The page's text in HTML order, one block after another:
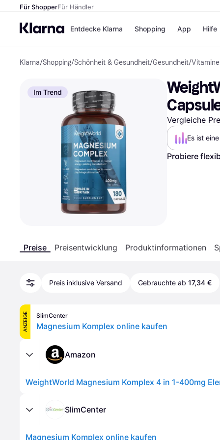
Für ShopperFür Händler
Entdecke Klarna
Zahlungsmethoden
Sofort bezahlen
Bezahle in 3
Teilzahlungen
Bezahle in bis zu 30
Ratenzahlung
Shopping
Shops
eBay
Temu
SHEIN
Alle Shops
App Hilfe
Klarna/Shopping/Schönheit & Gesundheit/Gesundheit/
Im Trend
Vergleiche
Es ist
Probiere
Preise Preisentwicklung Produktinformationen
Preis inklusive Versand Gebrauchte ab 17,34 €
ANZEIGE SlimCenter
Magnesium Komplex online kaufen
Amazon
SlimCenter
Magnesium Komplex online kaufen